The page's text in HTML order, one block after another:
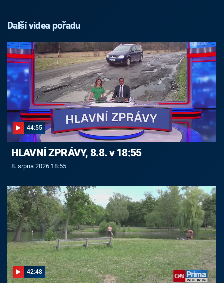
Další videa pořadu
44:55
HLAVNÍ ZPRÁVY, 8.8. v 18:55
8. srpna 2026 18:55
42:48